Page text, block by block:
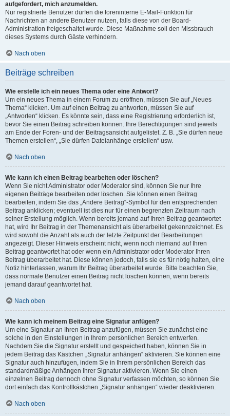
aufgefordert, mich anzumelden.
Nur registrierte Benutzer dürfen die foreninterne E-Mail-Funktion für
Nachrichten an andere Benutzer nutzen, falls diese von der Board-
Administration freigeschaltet wurde. Diese Maßnahme soll den Missbrauch
dieses Systems durch Gäste verhindern.
Nach oben
Beiträge schreiben
Wie erstelle ich ein neues Thema oder eine Antwort?
Um ein neues Thema in einem Forum zu eröffnen, müssen Sie auf „Neues
Thema“ klicken. Um auf einen Beitrag zu antworten, müssen Sie auf
„Antworten“ klicken. Es könnte sein, dass eine Registrierung erforderlich ist,
bevor Sie einen Beitrag schreiben können. Ihre Berechtigungen sind jeweils
am Ende der Foren- und der Beitragsansicht aufgelistet. Z. B. „Sie dürfen neue
Themen erstellen“, „Sie dürfen Dateianhänge erstellen“ usw.
Nach oben
Wie kann ich einen Beitrag bearbeiten oder löschen?
Wenn Sie nicht Administrator oder Moderator sind, können Sie nur Ihre
eigenen Beiträge bearbeiten oder löschen. Sie können einen Beitrag
bearbeiten, indem Sie das „Ändere Beitrag“-Symbol für den entsprechenden
Beitrag anklicken; eventuell ist dies nur für einen begrenzten Zeitraum nach
seiner Erstellung möglich. Wenn bereits jemand auf Ihren Beitrag geantwortet
hat, wird Ihr Beitrag in der Themenansicht als überarbeitet gekennzeichnet. Es
wird sowohl die Anzahl als auch der letzte Zeitpunkt der Bearbeitungen
angezeigt. Dieser Hinweis erscheint nicht, wenn noch niemand auf Ihren
Beitrag geantwortet hat oder wenn ein Administrator oder Moderator Ihren
Beitrag überarbeitet hat. Diese können jedoch, falls sie es für nötig halten, eine
Notiz hinterlassen, warum Ihr Beitrag überarbeitet wurde. Bitte beachten Sie,
dass normale Benutzer einen Beitrag nicht löschen können, wenn bereits
jemand darauf geantwortet hat.
Nach oben
Wie kann ich meinem Beitrag eine Signatur anfügen?
Um eine Signatur an Ihren Beitrag anzufügen, müssen Sie zunächst eine
solche in den Einstellungen in Ihrem persönlichen Bereich entwerfen.
Nachdem Sie die Signatur erstellt und gespeichert haben, können Sie in
jedem Beitrag das Kästchen „Signatur anhängen“ aktivieren. Sie können eine
Signatur auch hinzufügen, indem Sie in Ihrem persönlichen Bereich das
standardmäßige Anhängen Ihrer Signatur aktivieren. Wenn Sie einen
einzelnen Beitrag dennoch ohne Signatur verfassen möchten, so können Sie
dort einfach das Kontrollkästchen „Signatur anhängen“ wieder deaktivieren.
Nach oben